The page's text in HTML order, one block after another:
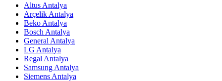
Altus Antalya
Arçelik Antalya
Beko Antalya
Bosch Antalya
General Antalya
LG Antalya
Regal Antalya
Samsung Antalya
Siemens Antalya